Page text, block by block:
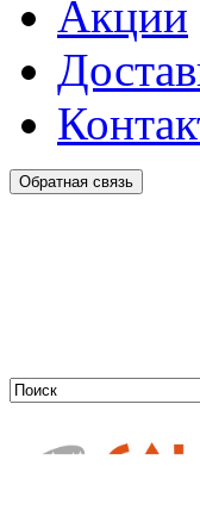
Акции
Обратная связь